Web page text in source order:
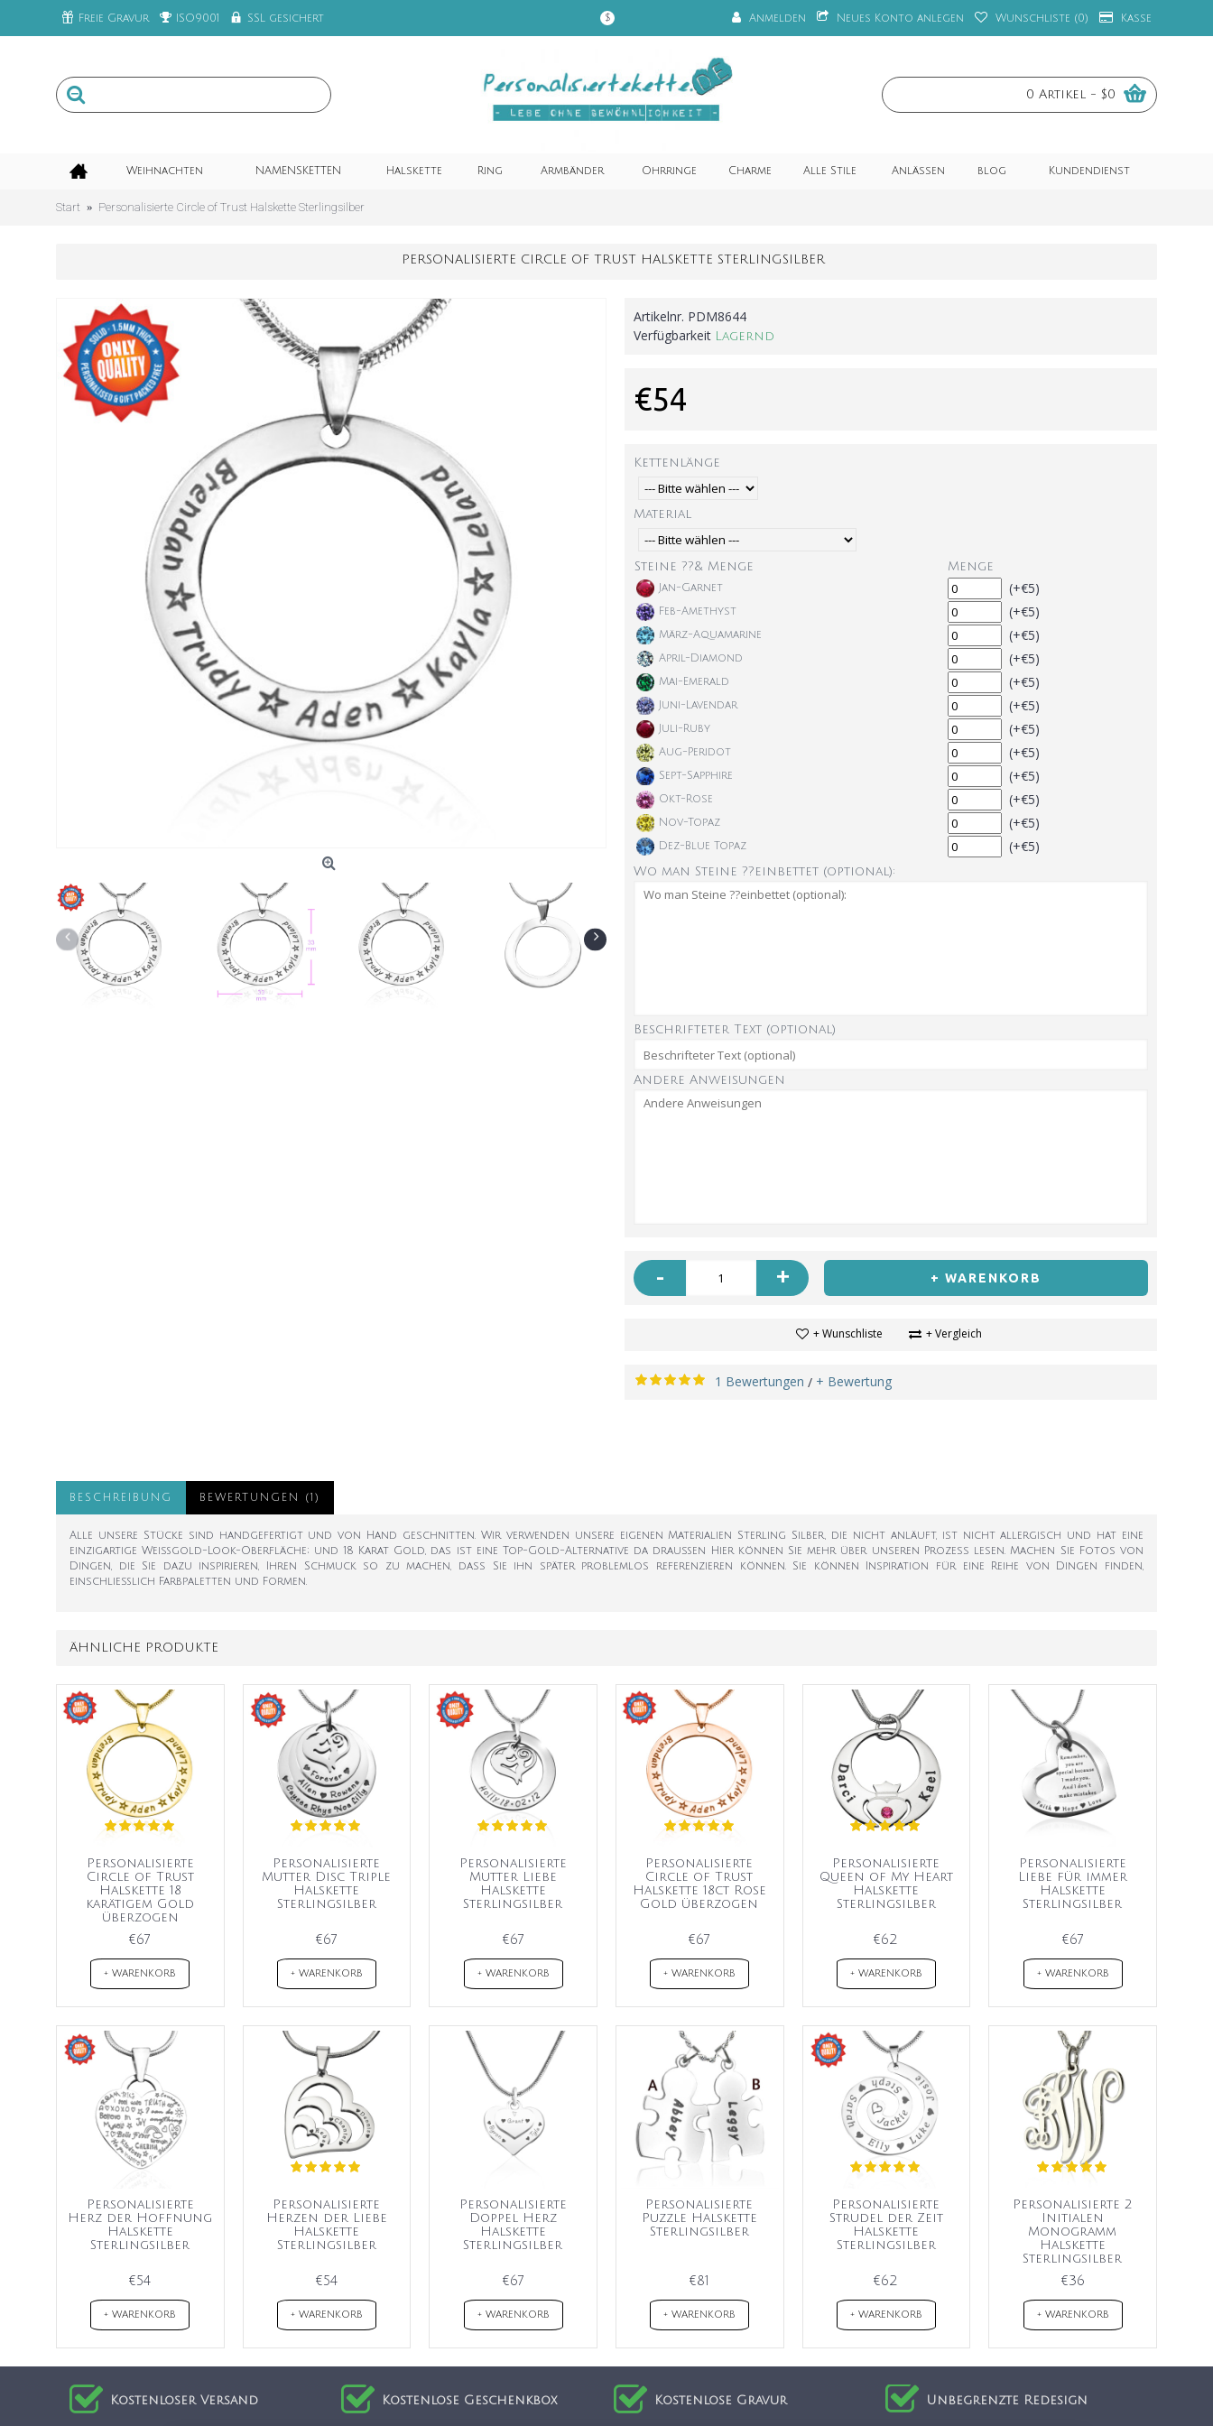
Freie Gravur ISO9001 SSL gesichert $ Anmelden Neues Konto anlegen Wunschliste (0) Kasse
0 Artikel - $0
Weihnachten NAMENSKETTEN Halskette Ring Armbänder Ohrringe Charme Alle Stile Anlässen blog Kundendienst
Start Personalisierte Circle of Trust Halskette Sterlingsilber
PERSONALISIERTE CIRCLE OF TRUST HALSKETTE STERLINGSILBER
Artikelnr. PDM8644
Verfügbarkeit Lagernd
€54
Kettenlänge
Material
Steine ??& Menge Menge
Jan-Garnet (+€5)
Feb-Amethyst (+€5)
März-Aquamarine (+€5)
April-Diamond (+€5)
Mai-Emerald (+€5)
Juni-Lavendar (+€5)
Juli-Ruby (+€5)
Aug-Peridot (+€5)
Sept-Sapphire (+€5)
Okt-Rose (+€5)
Nov-Topaz (+€5)
Dez-Blue Topaz (+€5)
Wo man Steine ??einbettet (optional):
Beschrifteter Text (optional)
Andere Anweisungen
- + + WARENKORB
+ Wunschliste + Vergleich
1 Bewertungen / + Bewertung
BESCHREIBUNG BEWERTUNGEN (1)
Alle unsere Stücke sind handgefertigt und von Hand geschnitten. Wir verwenden unsere eigenen Materialien Sterling Silber, die nicht anläuft, ist nicht allergisch und hat eine
einzigartige Weißgold-Look-Oberfläche; und 18 Karat Gold, das ist eine Top-Gold-Alternative da draußen Hier können Sie mehr über unseren Prozess lesen. Machen Sie Fotos von
Dingen, die Sie dazu inspirieren, Ihren Schmuck so zu machen, dass Sie ihn später problemlos referenzieren können. Sie können Inspiration für eine Reihe von Dingen finden,
einschließlich Farbpaletten und Formen.
ÄHNLICHE PRODUKTE
Personalisierte
Circle of Trust
Halskette 18
karätigem Gold
überzogen
€67
+ WARENKORB
Personalisierte
Mutter Disc Triple
Halskette
Sterlingsilber
€67
+ WARENKORB
Personalisierte
Mutter Liebe
Halskette
Sterlingsilber
€67
+ WARENKORB
Personalisierte
Circle of Trust
Halskette 18ct Rose
Gold überzogen
€67
+ WARENKORB
Personalisierte
Queen of My Heart
Halskette
Sterlingsilber
€62
+ WARENKORB
Personalisierte
Liebe für immer
Halskette
Sterlingsilber
€67
+ WARENKORB
Personalisierte
Herz der Hoffnung
Halskette
Sterlingsilber
€54
+ WARENKORB
Personalisierte
Herzen der Liebe
Halskette
Sterlingsilber
€54
+ WARENKORB
Personalisierte
Doppel Herz
Halskette
Sterlingsilber
€67
+ WARENKORB
Personalisierte
Puzzle Halskette
Sterlingsilber
€81
+ WARENKORB
Personalisierte
Strudel der Zeit
Halskette
Sterlingsilber
€62
+ WARENKORB
Personalisierte 2
Initialen
Monogramm
Halskette
Sterlingsilber
€36
+ WARENKORB
Kostenloser Versand Kostenlose Geschenkbox Kostenlose Gravur Unbegrenzte Redesign